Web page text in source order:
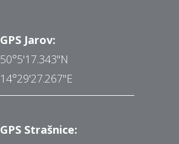
GPS Jarov:
50°5'17.343"N
14°29'27.267"E
GPS Strašnice: